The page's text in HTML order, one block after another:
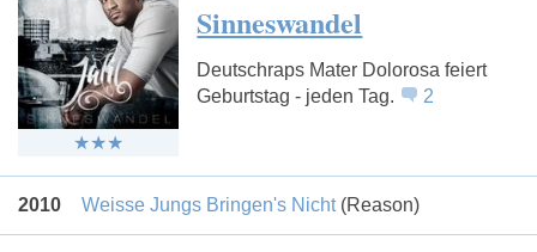
Sinneswandel
Deutschraps Mater Dolorosa feiert
Geburtstag - jeden Tag.
2
2010 Weisse Jungs Bringen's Nicht (Reason)